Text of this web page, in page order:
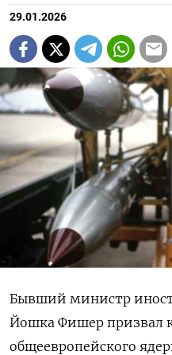
29.01.2026
Бывший министр
Йошка Фишер призвал
общеевропейского